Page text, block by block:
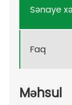
Sənaye
Faq
Məhsul